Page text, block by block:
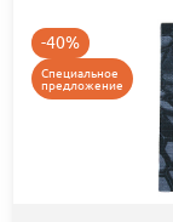
-40%
Специальное
предложение